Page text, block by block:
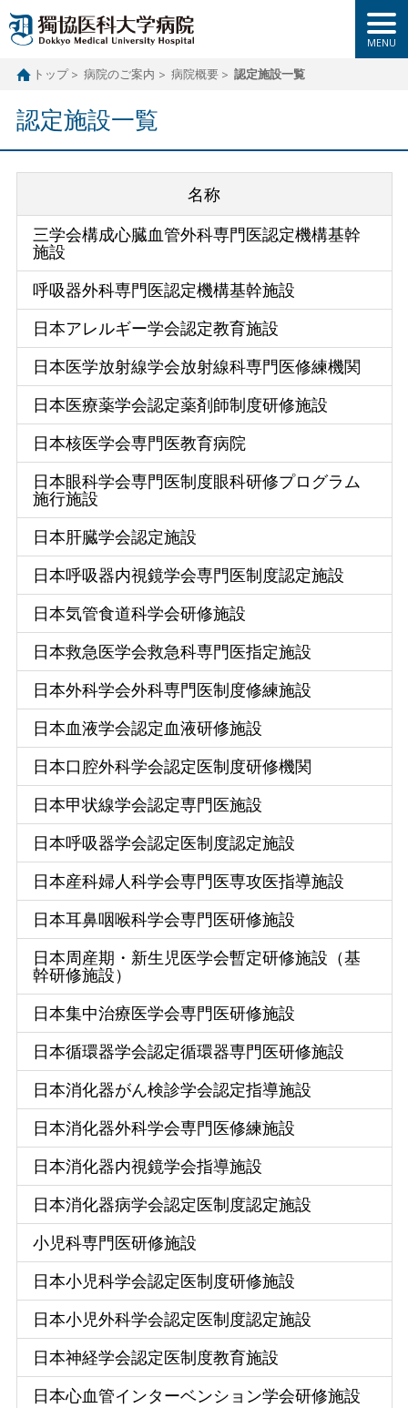
トップ 病院のご案内 病院概要 認定施設一覧
認定施設一覧
名称
三学会構成心臓血管外科専門医認定機構基幹
施設
呼吸器外科専門医認定機構基幹施設
日本アレルギー学会認定教育施設
日本医学放射線学会放射線科専門医修練機関
日本医療薬学会認定薬剤師制度研修施設
日本核医学会専門医教育病院
日本眼科学会専門医制度眼科研修プログラム
施行施設
日本肝臓学会認定施設
日本呼吸器内視鏡学会専門医制度認定施設
日本気管食道科学会研修施設
日本救急医学会救急科専門医指定施設
日本外科学会外科専門医制度修練施設
日本血液学会認定血液研修施設
日本口腔外科学会認定医制度研修機関
日本甲状線学会認定専門医施設
日本呼吸器学会認定医制度認定施設
日本産科婦人科学会専門医専攻医指導施設
日本耳鼻咽喉科学会専門医研修施設
日本周産期・新生児医学会暫定研修施設（基
幹研修施設）
日本集中治療医学会専門医研修施設
日本循環器学会認定循環器専門医研修施設
日本消化器がん検診学会認定指導施設
日本消化器外科学会専門医修練施設
日本消化器内視鏡学会指導施設
日本消化器病学会認定医制度認定施設
小児科専門医研修施設
日本小児科学会認定医制度研修施設
日本小児外科学会認定医制度認定施設
日本神経学会認定医制度教育施設
日本心血管インターベンション学会研修施設